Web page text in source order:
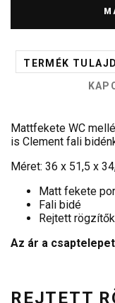
TERMÉK
Mattfekete WC
is Clement fali
Méret: 36 x 51,5 x
Matt fekete
Fali bidé
Rejtett
Az ár a
REJTETT